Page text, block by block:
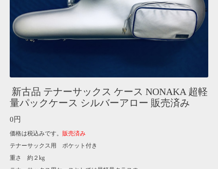
新古品 テナーサックス ケース NONAKA 超軽
量パックケース シルバーアロー 販売済み
0円
価格は税込みです。 販売済み
テナーサックス用 ポケット付き
重さ 約２kg